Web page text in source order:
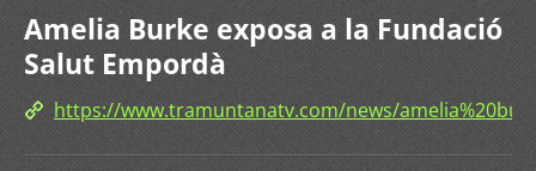
Amelia Burke exposa a la Fundació
Salut Empordà
https://www.tramuntanatv.com/news/